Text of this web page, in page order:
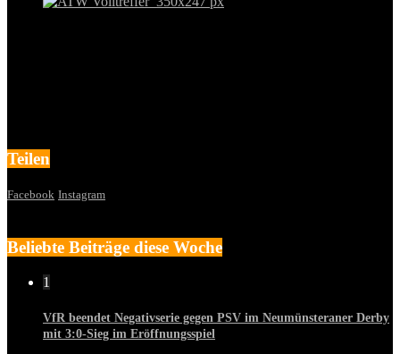
Teilen
Facebook Instagram
Beliebte Beiträge diese Woche
1
VfR beendet Negativserie gegen PSV im Neumünsteraner Derby
mit 3:0-Sieg im Eröffnungsspiel